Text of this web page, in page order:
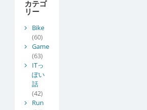
カテゴ
リー
Bike
(60)
Game
(63)
ITっ
ぽい
話
(42)
Run